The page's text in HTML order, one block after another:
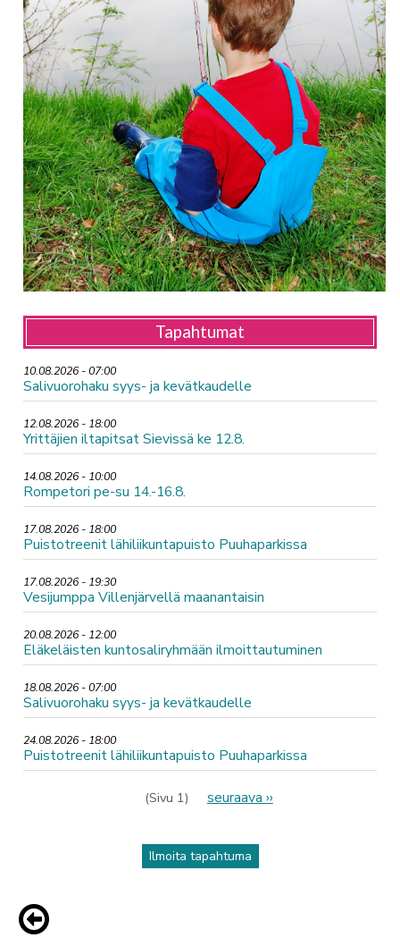
Tapahtumat
10.08.2026 - 07:00
Salivuorohaku syys- ja kevätkaudelle
12.08.2026 - 18:00
Yrittäjien iltapitsat Sievissä ke 12.8.
14.08.2026 - 10:00
Rompetori pe-su 14.-16.8.
17.08.2026 - 18:00
Puistotreenit lähiliikuntapuisto Puuhaparkissa
17.08.2026 - 19:30
Vesijumppa Villenjärvellä maanantaisin
20.08.2026 - 12:00
Eläkeläisten kuntosaliryhmään ilmoittautuminen
18.08.2026 - 07:00
Salivuorohaku syys- ja kevätkaudelle
24.08.2026 - 18:00
Puistotreenit lähiliikuntapuisto Puuhaparkissa
(Sivu 1)
Seuraava
seuraava ››
Ilmoita tapahtuma